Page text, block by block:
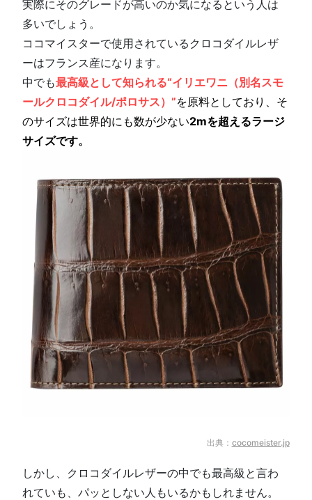
実際にそのグレードが高いのか気になるという人は
多いでしょう。
ココマイスターで使用されているクロコダイルレザ
ーはフランス産になります。
中でも最高級として知られる“イリエワニ（別名スモ
ールクロコダイル/ポロサス）”を原料としており、そ
のサイズは世界的にも数が少ない2mを超えるラージ
サイズです。
出典： cocomeister.jp
しかし、クロコダイルレザーの中でも最高級と言わ
れていも、パッとしない人もいるかもしれません。